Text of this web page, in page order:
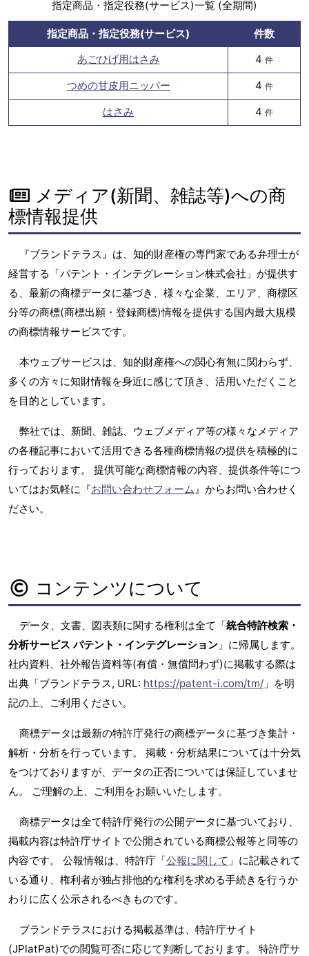
指定商品・指定役務(サービス)一覧 (全期間)
指定商品・指定役務(サービス)
件数
あごひげ用はさみ
4 件
つめの甘皮用ニッパー 4 件
はさみ 4 件
メディア(新聞、雑誌等)への商
標情報提供
『ブランドテラス』は、知的財産権の専門家である弁理士が
経営する「パテント・インテグレーション株式会社」が提供す
る、最新の商標データに基づき、様々な企業、エリア、商標区
分等の商標(商標出願・登録商標)情報を提供する国内最大規模
の商標情報サービスです。
本ウェブサービスは、知的財産権への関心有無に関わらず、
多くの方々に知財情報を身近に感じて頂き、活用いただくこと
を目的としています。
弊社では、新聞、雑誌、ウェブメディア等の様々なメディア
の各種記事において活用できる各種商標情報の提供を積極的に
行っております。 提供可能な商標情報の内容、提供条件等につ
いてはお気軽に『お問い合わせフォーム 』からお問い合わせく
ださい。
コンテンツについて
データ、文書、図表類に関する権利は全て「統合特許検索・
分析サービス パテント・インテグレーション 」に帰属します。
社内資料、社外報告資料等(有償・無償問わず)に掲載する際は
出典「ブランドテラス, URL: https://patent-i.com/tm/ 」を明
記の上、ご利用ください。
商標データは最新の特許庁発行の商標データに基づき集計・
解析・分析を行っています。 掲載・分析結果については十分気
をつけておりますが、データの正否については保証していませ
ん。 ご理解の上、ご利用をお願いいたします。
商標データは全て特許庁発行の公開データに基づいており、
掲載内容は特許庁サイトで公開されている商標公報等と同等の
内容です。 公報情報は、特許庁「公報に関して 」に記載されて
いる通り、権利者が独占排他的な権利を求める手続きを行うか
わりに広く公示されるべきものです。
ブランドテラスにおける掲載基準は、特許庁サイト
(JPlatPat)での閲覧可否に応じて判断しております。 特許庁サ